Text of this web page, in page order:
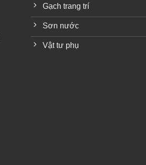
Gạch trang trí
Sơn nước
Vật tư phụ